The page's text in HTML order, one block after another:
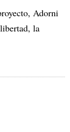
Adorni
la